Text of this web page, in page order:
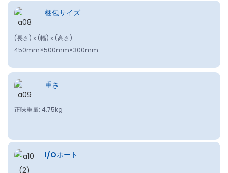
梱包サイズ
(長さ) x (幅) x (高さ)
450mm×500mm×300mm
重さ
正味重量: 4.75kg
I/Oポート